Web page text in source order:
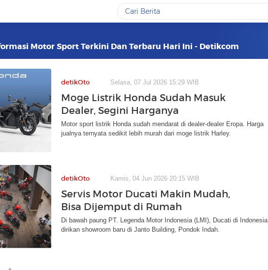
Motor Sport Terkini Dan Terbaru Hari Ini - Detikcom
detikOto Selasa, 07 Jul 2026 15:29 WIB
Moge Listrik Honda Sudah Masuk
Dealer, Segini Harganya
Motor sport listrik Honda sudah mendarat di dealer-dealer Eropa. Harga
jualnya ternyata sedikit lebih murah dari moge listrik Harley.
detikOto Kamis, 04 Jun 2026 20:15 WIB
Servis Motor Ducati Makin Mudah,
Bisa Dijemput di Rumah
Di bawah paung PT. Legenda Motor Indonesia (LMI), Ducati di Indonesia
dirikan showroom baru di Janto Building, Pondok Indah.